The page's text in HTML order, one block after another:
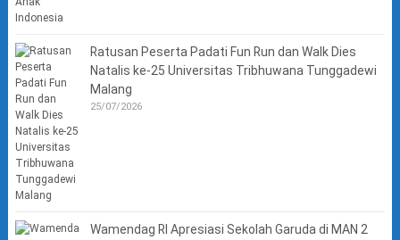
Ratusan Peserta Padati Fun Run dan Walk Dies
Natalis ke-25 Universitas Tribhuwana Tunggadewi
Malang
25/07/2026
Wamendag RI Apresiasi Sekolah Garuda di MAN 2